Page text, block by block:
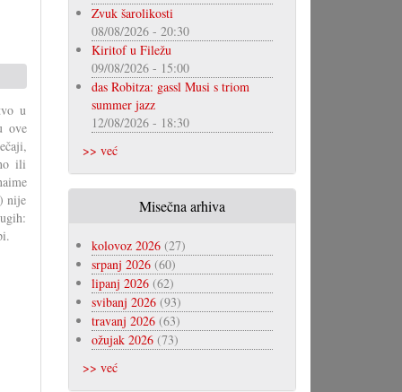
u
ove
ili
nije
Zvuk šarolikosti
08/08/2026 - 20:30
Kiritof u Filežu
09/08/2026 - 15:00
das Robitza: gassl Musi s triom
summer jazz
12/08/2026 - 18:30
>> već
Misečna arhiva
kolovoz 2026(27)
srpanj 2026(60)
lipanj 2026(62)
svibanj 2026(93)
travanj 2026(63)
ožujak 2026(73)
>> već